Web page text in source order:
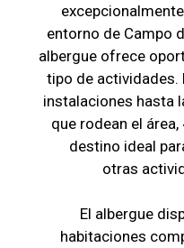
entorno de Campo
albergue ofrece
tipo de actividades.
instalaciones hasta
que rodean el área,
destino ideal
otras
El albergue
habitaciones